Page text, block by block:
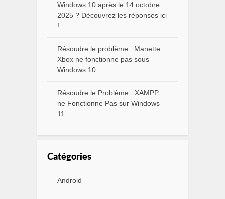
Windows 10 après le 14 octobre
2025 ? Découvrez les réponses ici
!
Résoudre le problème : Manette
Xbox ne fonctionne pas sous
Windows 10
Résoudre le Problème : XAMPP
ne Fonctionne Pas sur Windows
11
Catégories
Android